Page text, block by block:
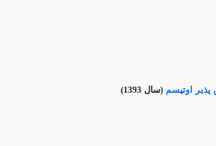
اوتيسم (سال 1393)